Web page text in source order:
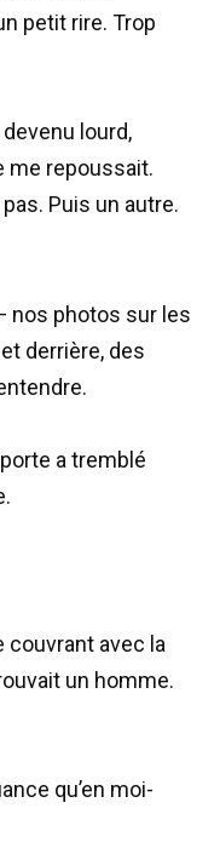
petit rire. Trop
lourd,
me repoussait.
Puis un autre.
nos photos sur les
derrière, des
a tremblé
avec la
un homme.
qu’en moi-